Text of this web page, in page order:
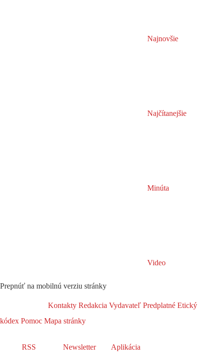
Najnovšie
Najčítanejšie
Minúta
Video
Prepnúť na mobilnú verziu stránky
Kontakty Redakcia Vydavateľ Predplatné Etický
kódex Pomoc Mapa stránky
RSS Newsletter Aplikácia